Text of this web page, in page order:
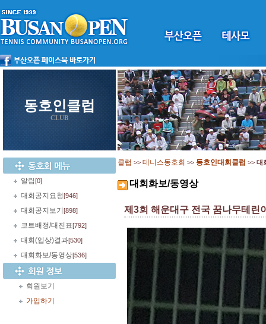
동호인클럽
CLUB
알림[0]
대회공지요청[946]
대회공지보기 [898]
코트배정/대진표[792]
대회(입상)결과[530]
대회화보/동영상[536]
회원보기
가입하기
클럽 >> 테니스동호회 >> 동호인대회클럽 >> 대
대회화보/동영상
제3회 해운대구 전국 꿈나무테린